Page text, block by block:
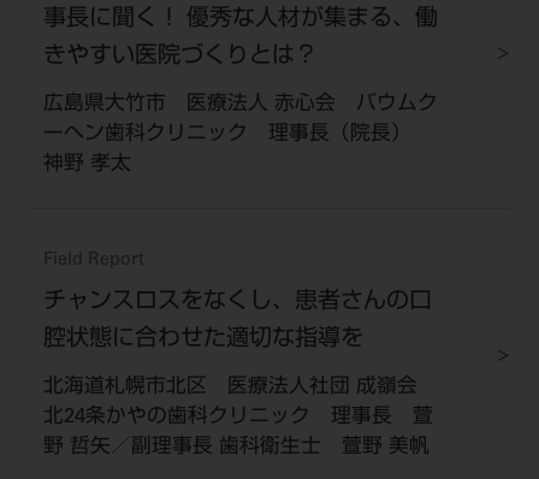
事長に聞く！ 優秀な人材が集まる、働
きやすい医院づくりとは？
広島県大竹市 医療法人 赤心会 バウムク
ーヘン歯科クリニック 理事長（院長）
神野 孝太
Field Report
チャンスロスをなくし、患者さんの口
腔状態に合わせた適切な指導を
北海道札幌市北区 医療法人社団 成嶺会
北24条かやの歯科クリニック 理事長 萱
野 哲矢／副理事長 歯科衛生士 萱野 美帆